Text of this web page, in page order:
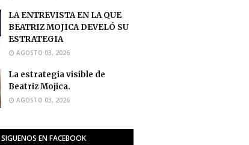
LA ENTREVISTA EN LA QUE
BEATRIZ MOJICA DEVELÓ SU
ESTRATEGIA
AGOSTO 03, 2026
La estrategia visible de
Beatriz Mojica.
AGOSTO 03, 2026
SIGUENOS EN FACEBOOK